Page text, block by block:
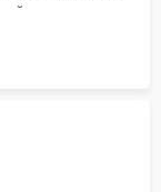
поиск вздутых
плате.